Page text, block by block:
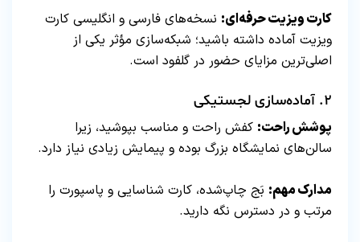
کارت ویزیت حرفه‌ای: نسخه‌های فارسی و انگلیسی کارت
ویزیت آماده داشته باشید؛ شبکه‌سازی مؤثر یکی از
اصلی‌ترین مزایای حضور در گلفود است.
۲. آماده‌سازی لجستیکی
پوشش راحت: کفش راحت و مناسب بپوشید، زیرا
سالن‌های نمایشگاه بزرگ بوده و پیمایش زیادی نیاز دارد.
مدارک مهم: بَج چاپ‌شده، کارت شناسایی و پاسپورت را
مرتب و در دسترس نگه دارید.